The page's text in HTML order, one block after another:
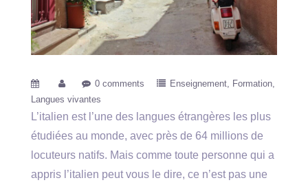
0 comments Enseignement
Formation
Langues vivantes
L’italien est l’une des langues étrangères les plus
étudiées au monde, avec près de 64 millions de
locuteurs natifs. Mais comme toute personne qui a
appris l’italien peut vous le dire, ce n’est pas une